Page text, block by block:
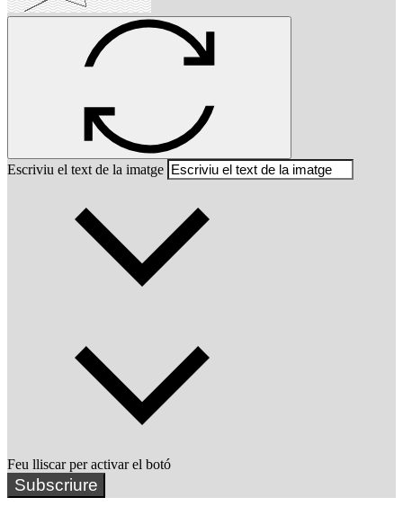
Escriviu el text de la imatge
Feu lliscar per activar el botó
Subscriure